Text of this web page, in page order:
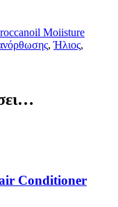
Moiisture
, Ήλιος,
Conditioner